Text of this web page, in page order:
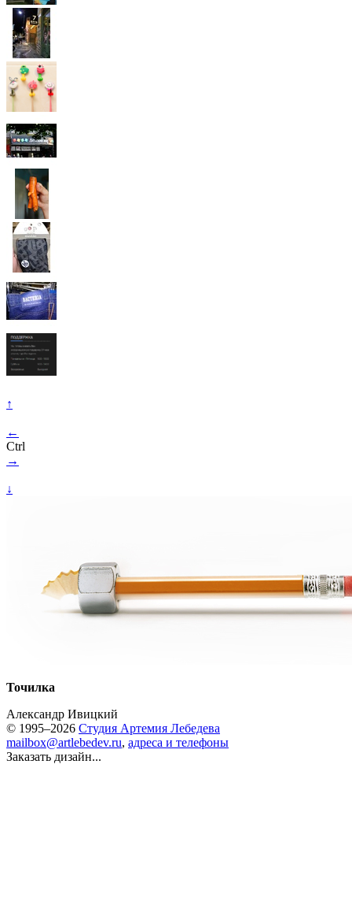
↑
←
Ctrl
→
↓
Точилка
Александр Ивицкий
© 1995–2026 Студия Артемия Лебедева
mailbox@artlebedev.ru, адреса и телефоны
Заказать дизайн...